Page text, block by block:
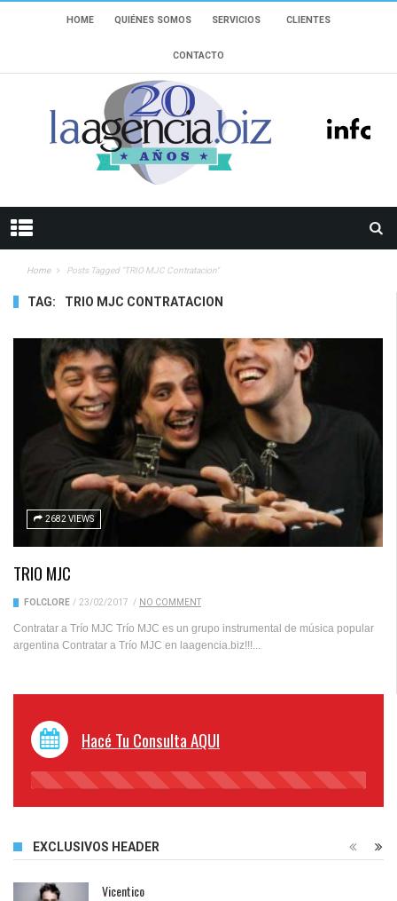
HOME QUIÉNES SOMOS SERVICIOS CLIENTES
CONTACTO
Home Posts Tagged "TRIO MJC Contratacion"
TAG: TRIO MJC CONTRATACION
2682 VIEWS
TRIO MJC
FOLCLORE / 23/02/2017 / NO COMMENT
Contratar a Trío MJC Trío MJC es un grupo instrumental de música popular
argentina Contratar a Trío MJC en laagencia.biz!!!...
Hacé Tu Consulta AQUI
45%
EXCLUSIVOS HEADER
Vicentico